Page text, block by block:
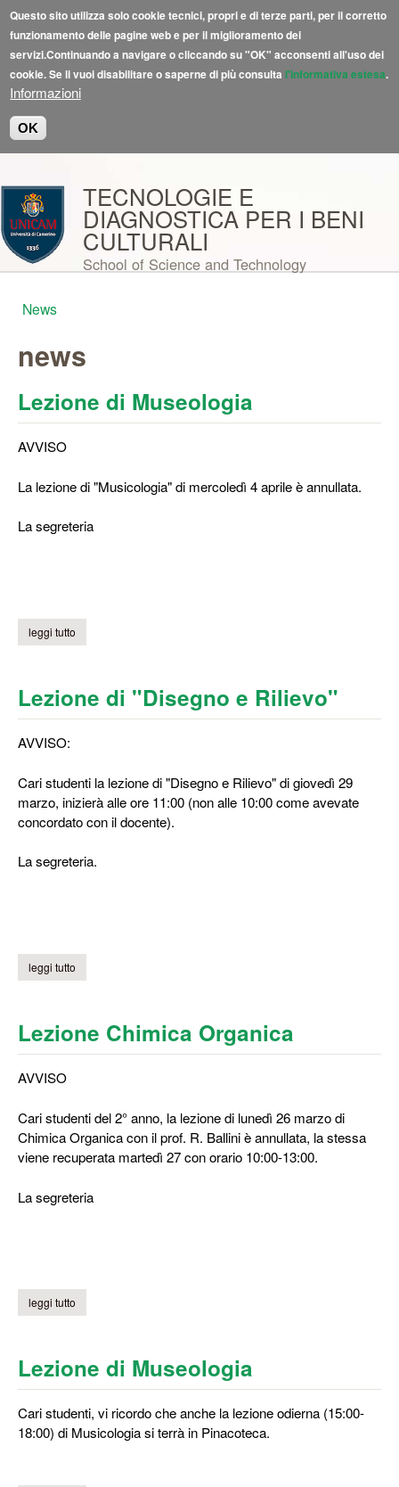
Questo sito utilizza solo cookie tecnici, propri e di terze parti, per il corretto
funzionamento delle pagine web e per il miglioramento dei
servizi.Continuando a navigare o cliccando su "OK" acconsenti all'uso dei
cookie. Se li vuoi disabilitare o saperne di più consulta l'informativa estesa.
Informazioni
OK
TECNOLOGIE E
DIAGNOSTICA PER I BENI
CULTURALI
School of Science and Technology
News
news
Lezione di Museologia
AVVISO
La lezione di "Musicologia" di mercoledì 4 aprile è annullata.
La segreteria
leggi tutto
Lezione di "Disegno e Rilievo"
AVVISO:
Cari studenti la lezione di "Disegno e Rilievo" di giovedì 29
marzo, inizierà alle ore 11:00 (non alle 10:00 come avevate
concordato con il docente).
La segreteria.
leggi tutto
Lezione Chimica Organica
AVVISO
Cari studenti del 2° anno, la lezione di lunedì 26 marzo di
Chimica Organica con il prof. R. Ballini è annullata, la stessa
viene recuperata martedì 27 con orario 10:00-13:00.
La segreteria
leggi tutto
Lezione di Museologia
Cari studenti, vi ricordo che anche la lezione odierna (15:00-
18:00) di Musicologia si terrà in Pinacoteca.